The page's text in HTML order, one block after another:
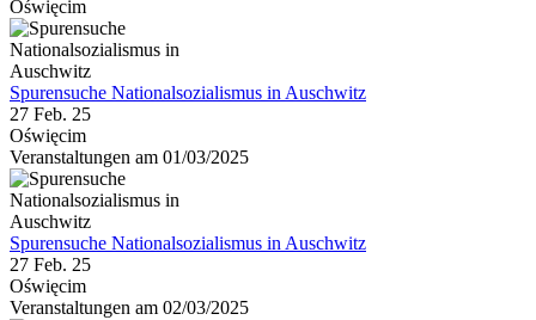
Oświęcim
Spurensuche Nationalsozialismus in Auschwitz
27 Feb. 25
Oświęcim
Veranstaltungen am 01/03/2025
Spurensuche Nationalsozialismus in Auschwitz
27 Feb. 25
Oświęcim
Veranstaltungen am 02/03/2025